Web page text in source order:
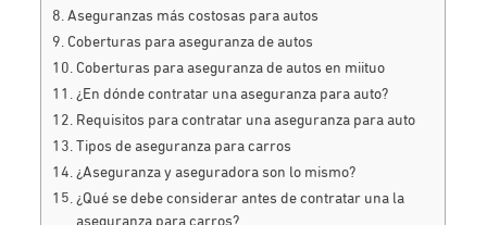
Aseguranzas más costosas para autos
Coberturas para aseguranza de autos
Coberturas para aseguranza de autos en miituo
¿En dónde contratar una aseguranza para auto?
Requisitos para contratar una aseguranza para auto
Tipos de aseguranza para carros
¿Aseguranza y aseguradora son lo mismo?
¿Qué se debe considerar antes de contratar una la
aseguranza para carros?